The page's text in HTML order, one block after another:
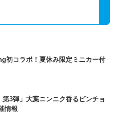
初コラボ！夏休み限定ミニカー付
3弾」大葉ニンニク香るビンチョ
情報